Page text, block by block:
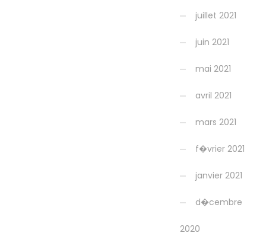
juillet 2021
juin 2021
mai 2021
avril 2021
mars 2021
f�vrier 2021
janvier 2021
d�cembre
2020